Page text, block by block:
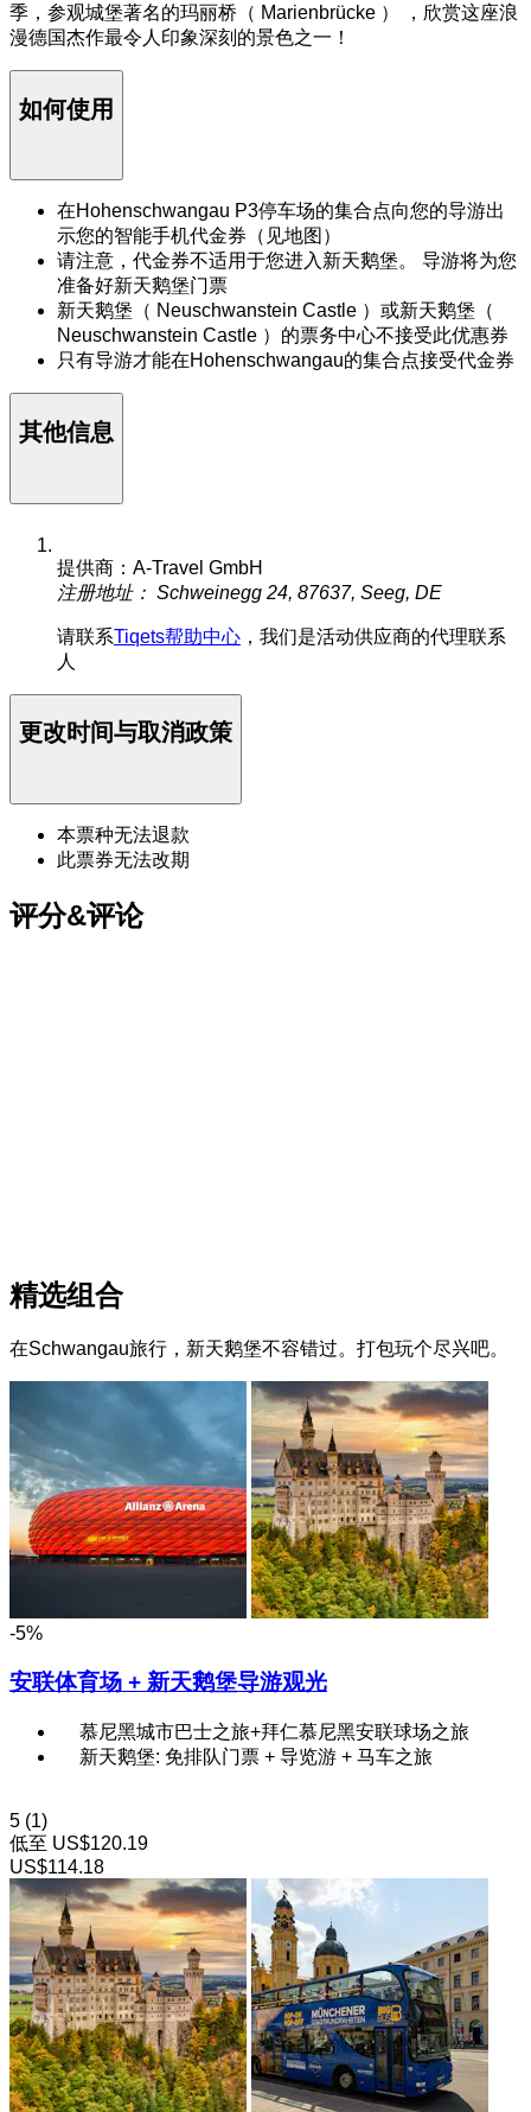
季，参观城堡著名的玛丽桥（ Marienbrücke ） ，欣赏这座浪
漫德国杰作最令人印象深刻的景色之一！
如何使用
在Hohenschwangau P3停车场的集合点向您的导游出
示您的智能手机代金券（见地图）
请注意，代金券不适用于您进入新天鹅堡。 导游将为您
准备好新天鹅堡门票
新天鹅堡（ Neuschwanstein Castle ）或新天鹅堡（
Neuschwanstein Castle ）的票务中心不接受此优惠券
只有导游才能在Hohenschwangau的集合点接受代金券
其他信息
提供商：A-Travel GmbH
注册地址： Schweinegg 24, 87637, Seeg, DE
请联系Tiqets帮助中心 ，我们是活动供应商的代理联系
人
更改时间与取消政策
本票种无法退款
此票券无法改期
评分&评论
精选组合
在Schwangau旅行，新天鹅堡不容错过。打包玩个尽兴吧。
-5%
安联体育场 + 新天鹅堡导游观光
慕尼黑城市巴士之旅+拜仁慕尼黑安联球场之旅
新天鹅堡: 免排队门票 + 导览游 + 马车之旅
5 (1)
低至 US$120.19
US$114.18